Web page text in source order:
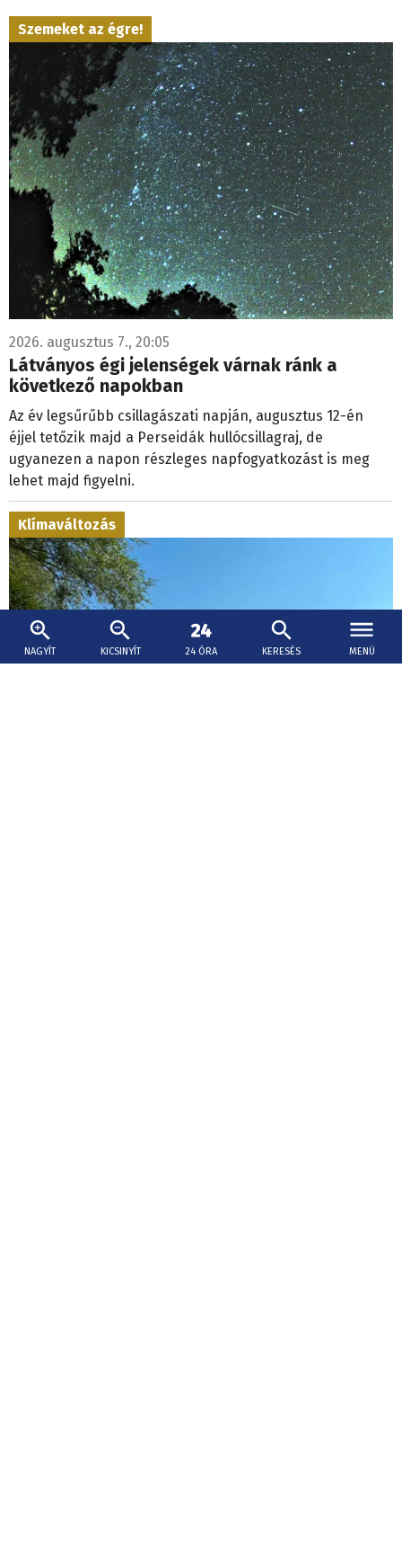
NAGYÍT KICSINYÍT 24 ÓRA KERESÉS MENÜ
Szemeket az égre!
2026. augusztus 7., 20:05
Látványos égi jelenségek várnak ránk a
következő napokban
Az év legsűrűbb csillagászati napján, augusztus 12-én
éjjel tetőzik majd a Perseidák hullócsillagraj, de
ugyanezen a napon részleges napfogyatkozást is meg
lehet majd figyelni.
Klímaváltozás